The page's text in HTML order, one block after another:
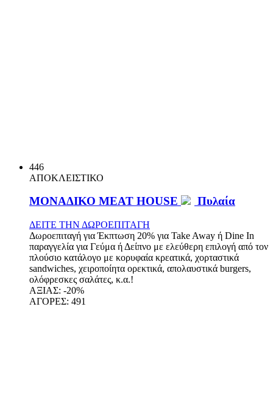
446
ΑΠΟΚΛΕΙΣΤΙΚΟ
ΜΟΝΑΔΙΚΟ MEAT HOUSE Πυλαία
ΔΕΙΤΕ ΤΗΝ ΔΩΡΟΕΠΙΤΑΓΗ
Δωροεπιταγή για Έκπτωση 20% για Take Away ή Dine In
παραγγελία για Γεύμα ή Δείπνο με ελεύθερη επιλογή από τον
πλούσιο κατάλογο με κορυφαία κρεατικά, χορταστικά
sandwiches, χειροποίητα ορεκτικά, απολαυστικά burgers,
ολόφρεσκες σαλάτες, κ.α.!
ΑΞΙΑΣ: -20%
ΑΓΟΡΕΣ: 491